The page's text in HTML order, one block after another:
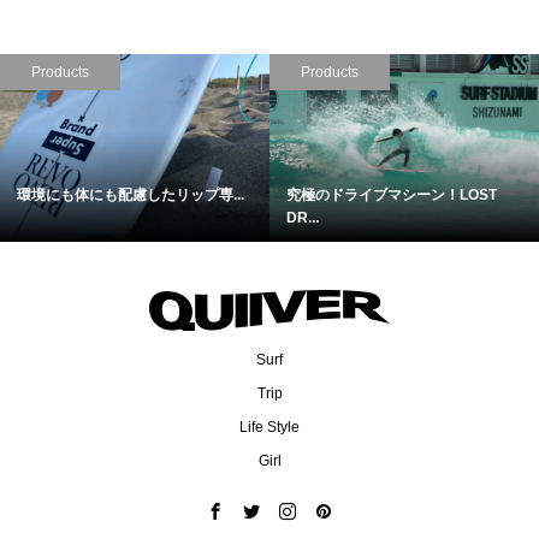
Products
待望のモデル２！さらに進化したL...
Products
2人のワールドチャンピオンが
Surf
Trip
Life Style
Girl